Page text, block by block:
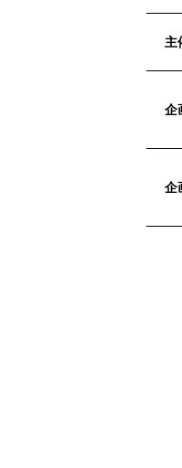
主
企
企